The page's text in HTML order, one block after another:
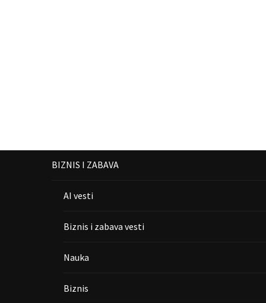
BIZNIS I ZABAVA
AI vesti
Biznis i zabava vesti
Nauka
Biznis